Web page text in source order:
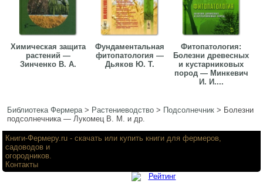
Химическая защита
растений —
Зинченко В. А.
Фундаментальная
фитопатология —
Дьяков Ю. Т.
Фитопатология:
Болезни древесных
и кустарниковых
пород — Минкевич
И. И....
Библиотека Фермера> Растениеводство > Подсолнечник > Болезни
подсолнечника — Лукомец В. M. и др.
Книги-Фермеру.ru - скачать или купить книги для фермеров,
садоводов и
огородников.
Контакты